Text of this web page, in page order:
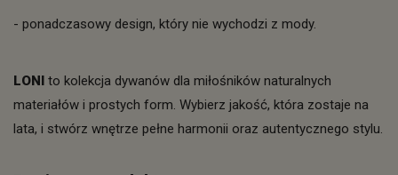
- ponadczasowy design, który nie wychodzi z mody.
LONI to kolekcja dywanów dla miłośników naturalnych
materiałów i prostych form. Wybierz jakość, która zostaje na
lata, i stwórz wnętrze pełne harmonii oraz autentycznego stylu.